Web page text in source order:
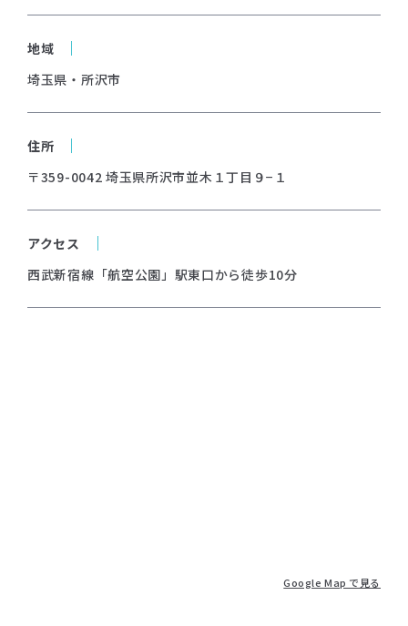
地域
埼玉県・所沢市
住所
〒359-0042 埼玉県所沢市並木１丁目９−１
アクセス
西武新宿線「航空公園」駅東口から徒歩10分
Google Map で見る